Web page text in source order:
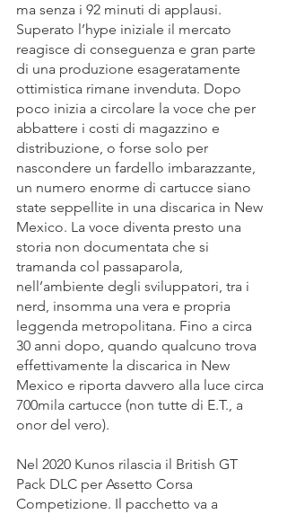
ma senza i 92 minuti di applausi.
Superato l’hype iniziale il mercato
reagisce di conseguenza e gran parte
di una produzione esageratamente
ottimistica rimane invenduta. Dopo
poco inizia a circolare la voce che per
abbattere i costi di magazzino e
distribuzione, o forse solo per
nascondere un fardello imbarazzante,
un numero enorme di cartucce siano
state seppellite in una discarica in New
Mexico. La voce diventa presto una
storia non documentata che si
tramanda col passaparola,
nell’ambiente degli sviluppatori, tra i
nerd, insomma una vera e propria
leggenda metropolitana. Fino a circa
30 anni dopo, quando qualcuno trova
effettivamente la discarica in New
Mexico e riporta davvero alla luce circa
700mila cartucce (non tutte di E.T., a
onor del vero).
Nel 2020 Kunos rilascia il British GT
Pack DLC per Assetto Corsa
Competizione. Il pacchetto va a